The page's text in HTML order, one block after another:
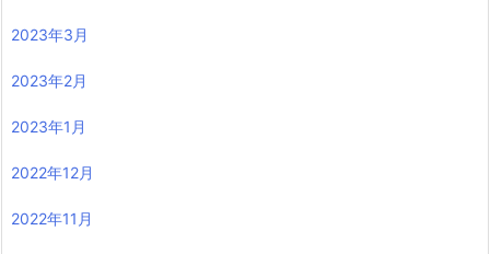
2023年3月
2023年2月
2023年1月
2022年12月
2022年11月